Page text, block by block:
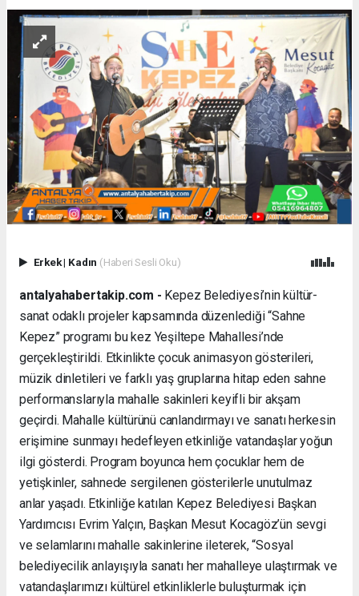
Erkek| Kadın (Haberi Sesli Oku)
antalyahabertakip.com - Kepez Belediyesi’nin kültür-
sanat odaklı projeler kapsamında düzenlediği “Sahne
Kepez” programı bu kez Yeşiltepe Mahallesi’nde
gerçekleştirildi. Etkinlikte çocuk animasyon gösterileri,
müzik dinletileri ve farklı yaş gruplarına hitap eden sahne
performanslarıyla mahalle sakinleri keyifli bir akşam
geçirdi. Mahalle kültürünü canlandırmayı ve sanatı herkesin
erişimine sunmayı hedefleyen etkinliğe vatandaşlar yoğun
ilgi gösterdi. Program boyunca hem çocuklar hem de
yetişkinler, sahnede sergilenen gösterilerle unutulmaz
anlar yaşadı. Etkinliğe katılan Kepez Belediyesi Başkan
Yardımcısı Evrim Yalçın, Başkan Mesut Kocagöz’ün sevgi
ve selamlarını mahalle sakinlerine ileterek, “Sosyal
belediyecilik anlayışıyla sanatı her mahalleye ulaştırmak ve
vatandaşlarımızı kültürel etkinliklerle buluşturmak için